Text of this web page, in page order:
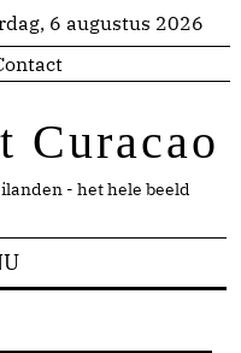
6 augustus 2026
Curacao
- het hele beeld